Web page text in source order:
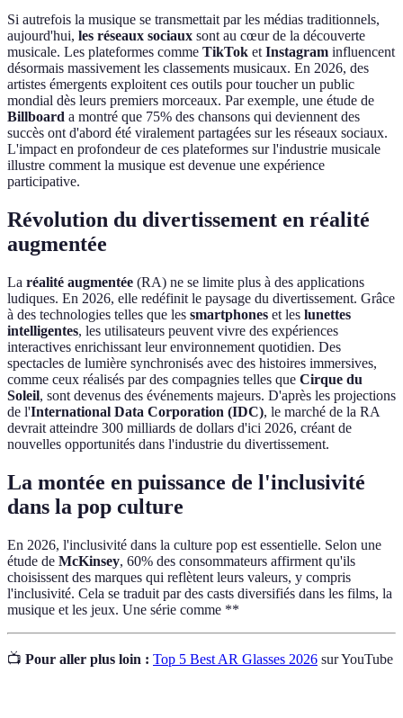
Si autrefois la musique se transmettait par les médias traditionnels,
aujourd'hui, les réseaux sociaux sont au cœur de la découverte
musicale. Les plateformes comme TikTok etInstagram influencent
désormais massivement les classements musicaux. En 2026, des
artistes émergents exploitent ces outils pour toucher un public
mondial dès leurs premiers morceaux. Par exemple, une étude de
Billboard a montré que 75% des chansons qui deviennent des
succès ont d'abord été viralement partagées sur les réseaux sociaux.
L'impact en profondeur de ces plateformes sur l'industrie musicale
illustre comment la musique est devenue une expérience
participative.
Révolution du divertissement en réalité
augmentée
La réalité augmentée (RA) ne se limite plus à des applications
ludiques. En 2026, elle redéfinit le paysage du divertissement. Grâce
à des technologies telles que les smartphones et les lunettes
intelligentes, les utilisateurs peuvent vivre des expériences
interactives enrichissant leur environnement quotidien. Des
spectacles de lumière synchronisés avec des histoires immersives,
comme ceux réalisés par des compagnies telles que Cirque du
Soleil, sont devenus des événements majeurs. D'après les projections
de l'International Data Corporation (IDC), le marché de la RA
devrait atteindre 300 milliards de dollars d'ici 2026, créant de
nouvelles opportunités dans l'industrie du divertissement.
La montée en puissance de l'inclusivité
dans la pop culture
En 2026, l'inclusivité dans la culture pop est essentielle. Selon une
étude de McKinsey, 60% des consommateurs affirment qu'ils
choisissent des marques qui reflètent leurs valeurs, y compris
l'inclusivité. Cela se traduit par des casts diversifiés dans les films, la
musique et les jeux. Une série comme **
📺 Pour aller plus loin : Top 5 Best AR Glasses 2026 sur YouTube